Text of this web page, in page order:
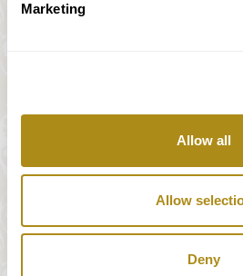
Marketing
Allow all
Allow
Deny
Todos los precios incluyen
completa y segura por STRIPE
completar correctamente el
redirigido al servidor de seguridad
será confirmada vía correo